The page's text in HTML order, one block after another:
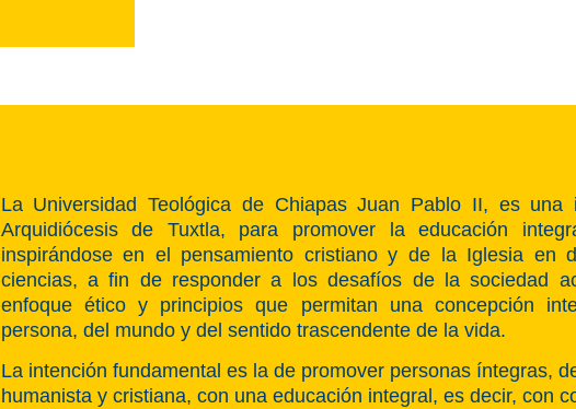
La Universidad Teológica de Chiapas Juan Pablo II, es una
Arquidiócesis de Tuxtla, para promover la educación
inspirándose en el pensamiento cristiano y de la Iglesia en
ciencias, a fin de responder a los desafíos de la sociedad
enfoque ético y principios que permitan una concepción
persona, del mundo y del sentido trascendente de la vida.
La intención fundamental es la de promover personas íntegras,
humanista y cristiana, con una educación integral, es decir, con